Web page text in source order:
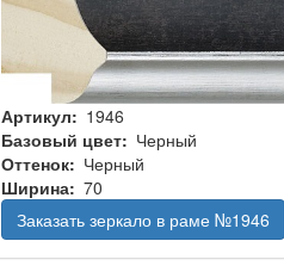
Артикул
1946
Базовый цвет
Черный
Оттенок
Черный
Ширина
70
Заказать зеркало в раме №1946